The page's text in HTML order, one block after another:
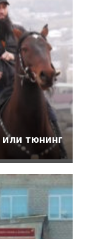
или тюнинг